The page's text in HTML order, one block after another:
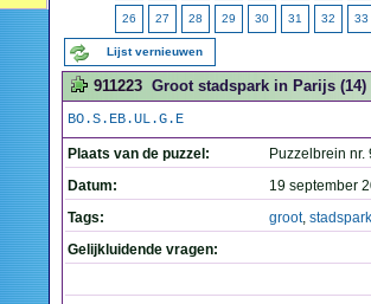
26 27 28 29 30 31 32 33
Lijst vernieuwen
911223 Groot stadspark in Parijs (14)
BO.S.EB.UL.G.E
Plaats van de puzzel:
Puzzelbrein nr.
Datum:
19 september
Tags:
groot, stadspark
Gelijkluidende vragen: